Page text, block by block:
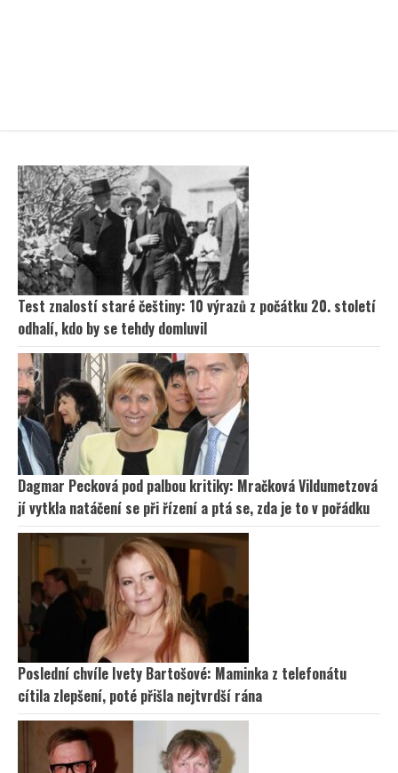
Test znalostí staré češtiny: 10 výrazů z počátku 20. století
odhalí, kdo by se tehdy domluvil
Dagmar Pecková pod palbou kritiky: Mračková Vildumetzová
jí vytkla natáčení se při řízení a ptá se, zda je to v pořádku
Poslední chvíle Ivety Bartošové: Maminka z telefonátu
cítila zlepšení, poté přišla nejtvrdší rána